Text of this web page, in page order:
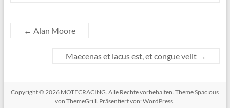
← Alan Moore
Maecenas et lacus est, et congue velit →
Copyright © 2026 MOTECRACING. Alle Rechte vorbehalten. ThemeSpacious
von ThemeGrill. Präsentiert von:WordPress.